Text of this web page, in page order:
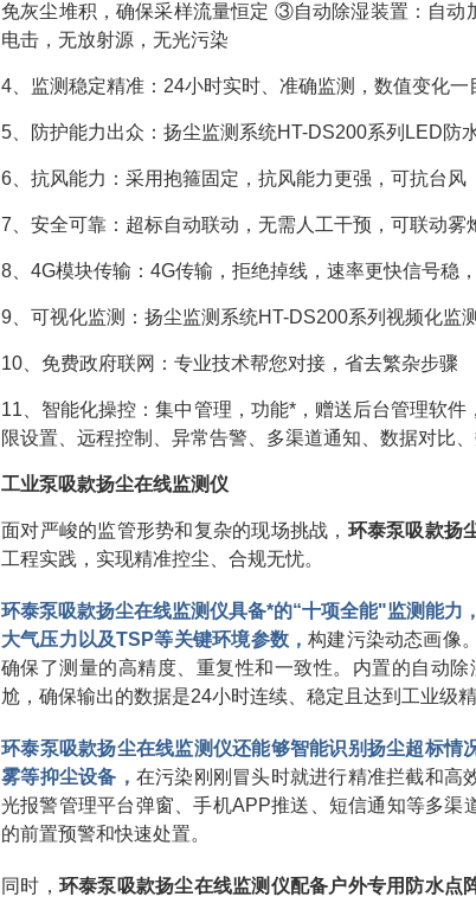
免灰尘堆积，确保采样流量恒定 ③自动除湿装置：自
电击，无放射源，无光污染
4、监测稳定精准：24小时实时、准确监测，数值变化一
5、防护能力出众：扬尘监测系统HT-DS200系列LED防
6、抗风能力：采用抱箍固定，抗风能力更强，可抗台风
7、安全可靠：超标自动联动，无需人工干预，可联动
8、4G模块传输：4G传输，拒绝掉线，速率更快信号稳
9、可视化监测：扬尘监测系统HT-DS200系列视频化监
10、免费政府联网：专业技术帮您对接，省去繁杂步骤
11、智能化操控：集中管理，功能*，赠送后台管理软
限设置、远程控制、异常告警、多渠道通知、数据对比
工业泵吸款扬尘在线监测仪
面对严峻的监管形势和复杂的现场挑战， 环泰泵吸款扬
工程实践，实现精准控尘、合规无忧。
环泰泵吸款扬尘在线监测仪具备*的“十项全能"监测能
大气压力以及TSP等关键环境参数，构建污染动态画像
确保了测量的高精度、重复性和一致性。内置的自动
尬，确保输出的数据是24小时连续、稳定且达到工业级精
环泰泵吸款扬尘在线监测仪还能够智能识别扬尘超标
雾等抑尘设备， 在污染刚刚冒头时就进行精准拦截和高
光报警管理平台弹窗、手机APP推送、短信通知等多
的前置预警和快速处置。
同时， 环泰泵吸款扬尘在线监测仪配备户外专用防水点